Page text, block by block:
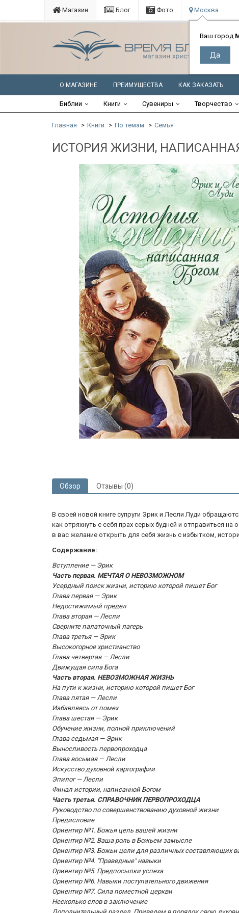
Магазин Блог Фото Москва
Ваш город
О МАГАЗИНЕ ПРЕИМУЩЕСТВА КАК ЗАКАЗАТЬ
Библии Книги Сувениры Творчество
Главная Книги По темам Семья
ИСТОРИЯ ЖИЗНИ,
Обзор Отзывы (0)
В своей новой книге супруги Эрик и Лесли Луди
как отряхнуть с себя прах серых будней и отправиться
в вас желание открыть для себя жизнь с избытком,
Содержание:
Вступление — Эрик
Часть первая. МЕЧТАЯ О НЕВОЗМОЖНОМ
Усердный поиск жизни, историю которой пишет Бог
Глава первая — Эрик
Недостижимый предел
Глава вторая — Лесли
Сверните палаточный лагерь
Глава третья — Эрик
Высокогорное христианство
Глава четвертая — Лесли
Движущая сила Бога
Часть вторая. НЕВОЗМОЖНАЯ ЖИЗНЬ
На пути к жизни, историю которой пишет Бог
Глава пятая — Лесли
Избавляясь от помех
Глава шестая — Эрик
Обучение жизни, полной приключений
Глава седьмая — Эрик
Выносливость первопроходца
Глава восьмая — Лесли
Искусство духовной картографии
Эпилог — Лесли
Финал истории, написанной Богом
Часть третья. СПРАВОЧНИК ПЕРВОПРОХОДЦА
Руководство по совершенствованию духовной жизни
Предисловие
Ориентир №1. Божья цель вашей жизни
Ориентир №2. Ваша роль в Божьем замысле
Ориентир №3. Божьи цели для различных составляющих
Ориентир №4. "Праведные" навыки
Ориентир №5. Предпосылки успеха
Ориентир №6. Навыки поступательного движения
Ориентир №7. Сила поместной церкви
Несколько слов в заключение